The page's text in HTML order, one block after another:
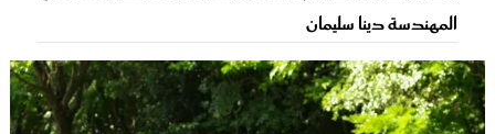
المهندسة دينا سليمان